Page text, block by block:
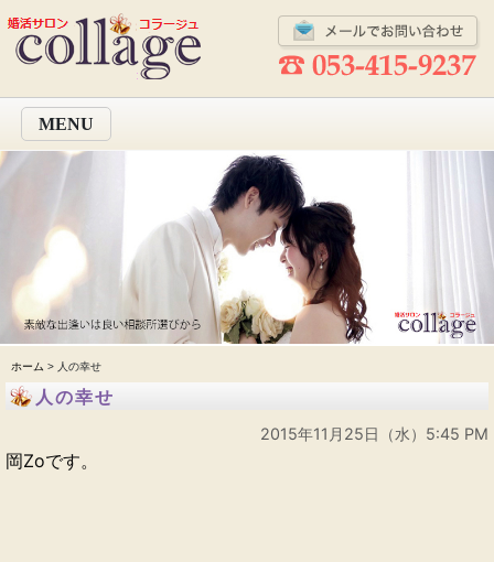
MENU
ホーム > 人の幸せ
人の幸せ
2015年11月25日（水）5:45 PM
岡Zoです。